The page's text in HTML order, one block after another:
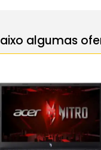
algumas